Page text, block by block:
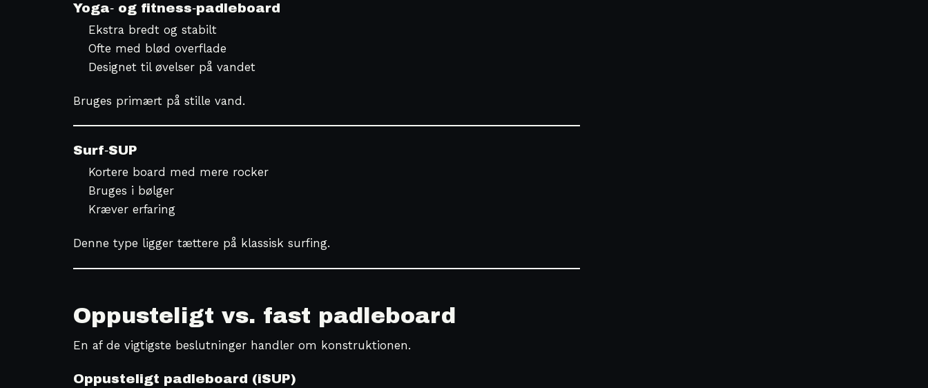
Yoga‑ og fitness‑padleboard
Ekstra bredt og stabilt
Ofte med blød overflade
Designet til øvelser på vandet
Bruges primært på stille vand.
Surf‑SUP
Kortere board med mere rocker
Bruges i bølger
Kræver erfaring
Denne type ligger tættere på klassisk surfing.
Oppusteligt vs. fast padleboard
En af de vigtigste beslutninger handler om konstruktionen.
Oppusteligt padleboard (iSUP)